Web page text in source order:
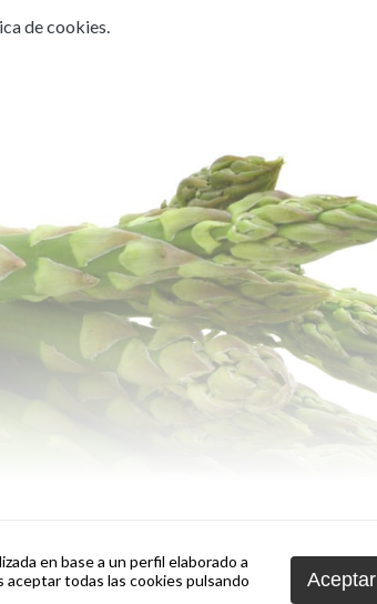
de cookies.
en base a un perfil elaborado a
aceptar todas las cookies pulsando
Aceptar